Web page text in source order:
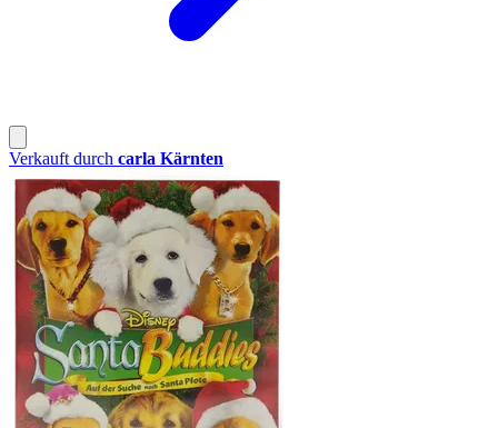
Verkauft durch carla Kärnten